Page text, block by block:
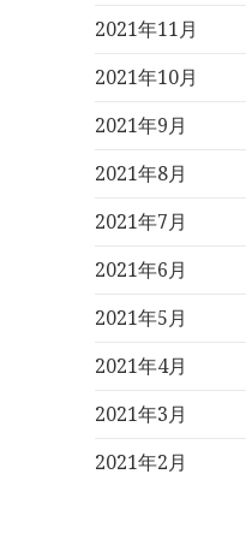
2021年11月
2021年10月
2021年9月
2021年8月
2021年7月
2021年6月
2021年5月
2021年4月
2021年3月
2021年2月